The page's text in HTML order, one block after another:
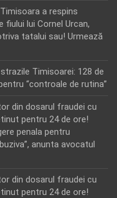
a respins
fiului lui Cornel Urcan,
tatalui sau! Urmează
Timisoarei: 128 de
“controale de rutina”
din dosarul fraudei cu
pentru 24 de ore!
penala pentru
anunta avocatul
din dosarul fraudei cu
pentru 24 de ore!